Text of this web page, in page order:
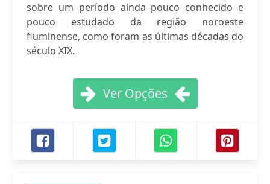
sobre um período ainda pouco conhecido e
pouco estudado da região noroeste
fluminense, como foram as últimas décadas do
século XIX.
Ver Opções